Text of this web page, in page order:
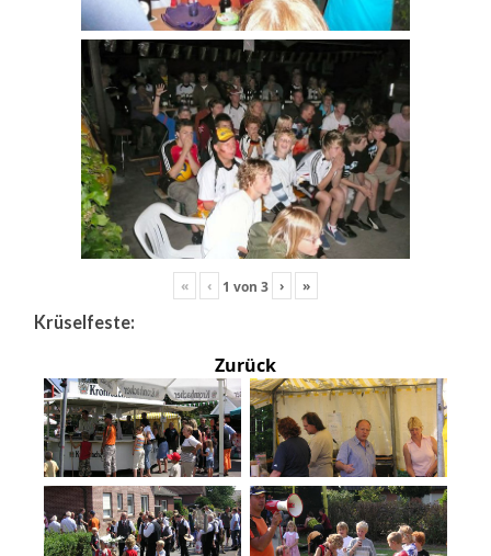
« ‹ 1 von 3 › »
Krüselfeste:
Zurück